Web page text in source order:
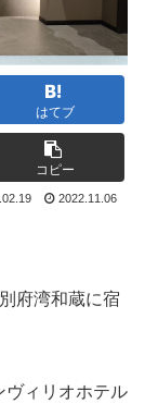
はてブ
コピー
2022.11.06
府湾和蔵に宿
ヴィリオホテル